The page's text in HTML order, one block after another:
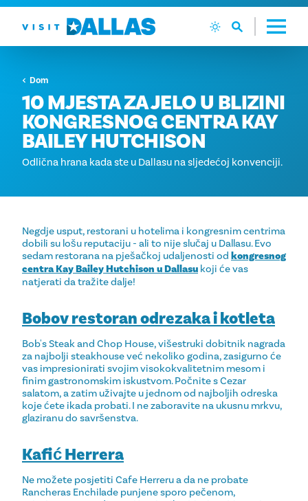
Preskoči na sadržaj
Dom
10 MJESTA ZA JELO U BLIZINI
KONGRESNOG CENTRA KAY
BAILEY HUTCHISON
Odlična hrana kada ste u Dallasu na sljedećoj konvenciji.
Negdje usput, restorani u hotelima i kongresnim centrima
dobili su lošu reputaciju - ali to nije slučaj u Dallasu. Evo
sedam restorana na pješačkoj udaljenosti od kongresnog
centra Kay Bailey Hutchison u Dallasu koji će vas
natjerati da tražite dalje!
Bobov restoran odrezaka i kotleta
Bob's Steak and Chop House, višestruki dobitnik nagrada
za najbolji steakhouse već nekoliko godina, zasigurno će
vas impresionirati svojim visokokvalitetnim mesom i
finim gastronomskim iskustvom. Počnite s Cezar
salatom, a zatim uživajte u jednom od najboljih odreska
koje ćete ikada probati. I ne zaboravite na ukusnu mrkvu,
glaziranu do savršenstva.
Kafić Herrera
Ne možete posjetiti Cafe Herreru a da ne probate
Rancheras Enchilade punjene sporo pečenom,